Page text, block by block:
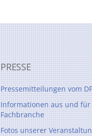
PRESSE
Pressemitteilungen vom
Informationen aus und für
Fachbranche
Fotos unserer